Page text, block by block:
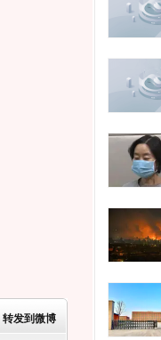
转发到微博